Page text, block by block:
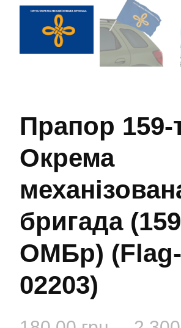
Прапор 159-
Окрема
бригада (159
ОМБр) (Flag-
02203)